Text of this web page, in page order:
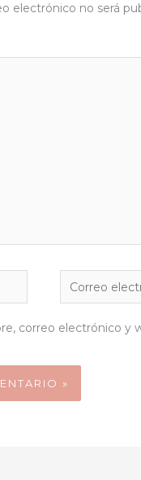
electrónico no será
Correo
electrónico*
correo electrónico y